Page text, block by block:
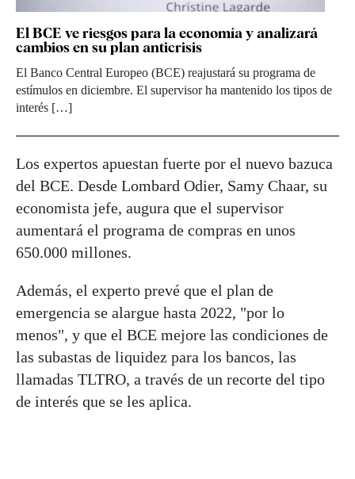
El BCE ve riesgos para la economía y analizará
cambios en su plan anticrisis
El Banco Central Europeo (BCE) reajustará su programa de
estímulos en diciembre. El supervisor ha mantenido los tipos de
interés […]
Los expertos apuestan fuerte por el nuevo bazuca
del BCE. Desde Lombard Odier, Samy Chaar, su
economista jefe, augura que el supervisor
aumentará el programa de compras en unos
650.000 millones.
Además, el experto prevé que el plan de
emergencia se alargue hasta 2022, "por lo
menos", y que el BCE mejore las condiciones de
las subastas de liquidez para los bancos, las
llamadas TLTRO, a través de un recorte del tipo
de interés que se les aplica.